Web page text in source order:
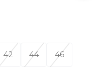
42 44 46